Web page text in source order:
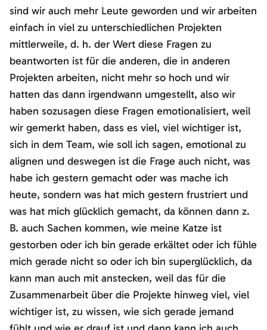
sind wir auch mehr Leute geworden und wir arbeiten
einfach in viel zu unterschiedlichen Projekten
mittlerweile, d. h. der Wert diese Fragen zu
beantworten ist für die anderen, die in anderen
Projekten arbeiten, nicht mehr so hoch und wir
hatten das dann irgendwann umgestellt, also wir
haben sozusagen diese Fragen emotionalisiert, weil
wir gemerkt haben, dass es viel, viel wichtiger ist,
sich in dem Team, wie soll ich sagen, emotional zu
alignen und deswegen ist die Frage auch nicht, was
habe ich gestern gemacht oder was mache ich
heute, sondern was hat mich gestern frustriert und
was hat mich glücklich gemacht, da können dann z.
B. auch Sachen kommen, wie meine Katze ist
gestorben oder ich bin gerade erkältet oder ich fühle
mich gerade nicht so oder ich bin superglücklich, da
kann man auch mit anstecken, weil das für die
Zusammenarbeit über die Projekte hinweg viel, viel
wichtiger ist, zu wissen, wie sich gerade jemand